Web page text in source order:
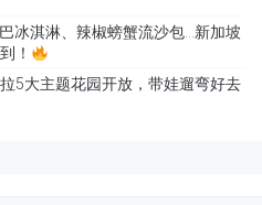
冰淇淋、辣椒螃蟹流沙包…新加坡
！
5大主题花园开放，带娃遛弯好去